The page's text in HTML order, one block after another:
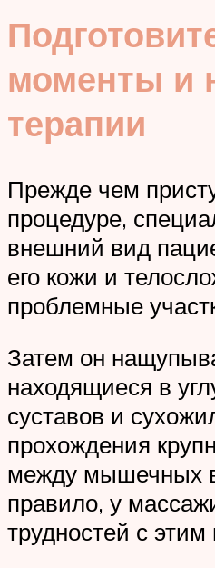
моменты и
терапии
Прежде чем
процедуре,
внешний вид
его кожи и
проблемные
Затем он
находящиеся в
суставов и
прохождения
между мышечных
правило, у
трудностей с этим